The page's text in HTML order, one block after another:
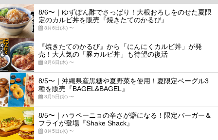
8/6〜｜ゆずぽん酢でさっぱり！大根おろしをのせた夏限
定のカルビ丼を販売『焼きたてのかるび』
8月6日(木) 〜
『焼きたてのかるび』から「にんにくカルビ丼」が発
売！大人気の「豚カルビ丼」も待望の復活
8月6日(木) 〜
8/5〜｜沖縄県産黒糖や夏野菜を使用！夏限定ベーグル3
種を販売『BAGEL&BAGEL』
8月5日(水) 〜
8/5〜｜ハラペーニョの辛さが癖になる！限定バーガー＆
フライが登場『Shake Shack』
8月5日(水) 〜